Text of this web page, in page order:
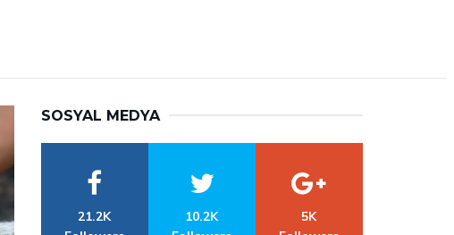
SOSYAL MEDYA
21.2K
10.2K
5K